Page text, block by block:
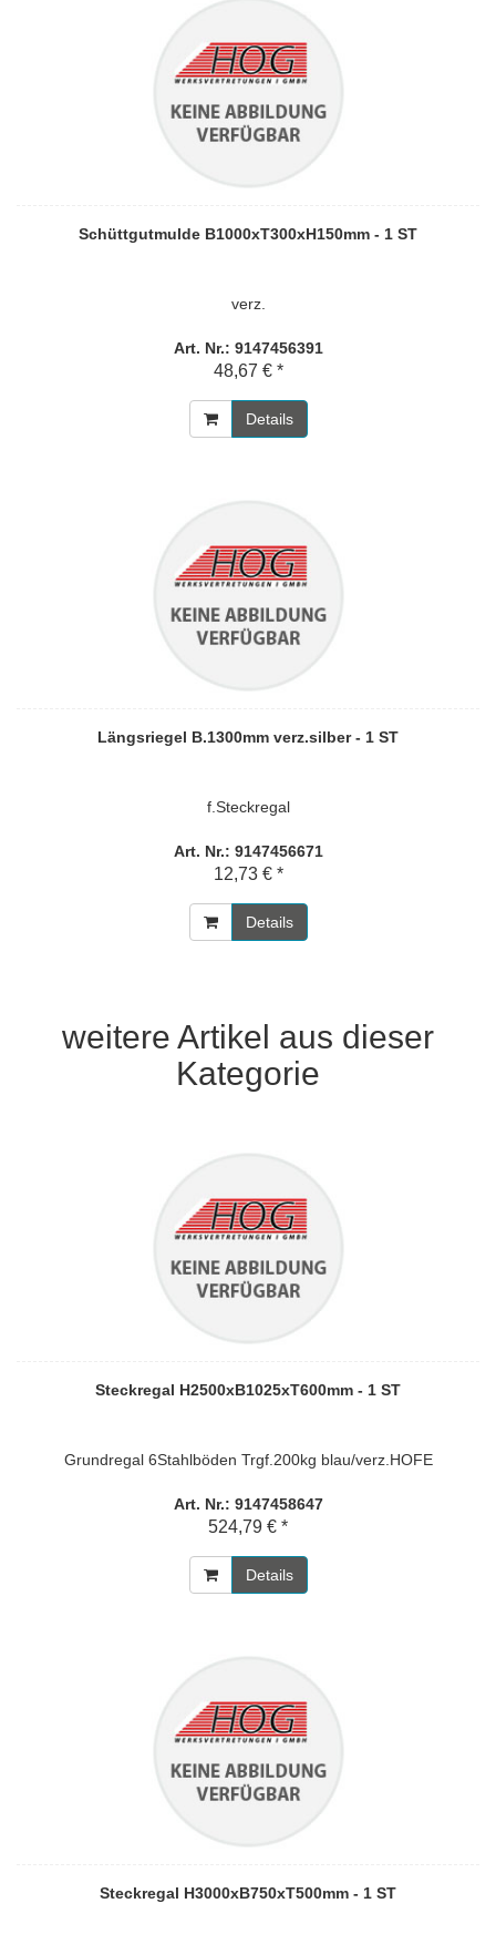
Schüttgutmulde B1000xT300xH150mm - 1 ST
verz.
Art. Nr.: 9147456391
48,67 € *
Details
Längsriegel B.1300mm verz.silber - 1 ST
f.Steckregal
Art. Nr.: 9147456671
12,73 € *
Details
weitere Artikel aus dieser
Kategorie
Steckregal H2500xB1025xT600mm - 1 ST
Grundregal 6Stahlböden Trgf.200kg blau/verz.HOFE
Art. Nr.: 9147458647
524,79 € *
Details
Steckregal H3000xB750xT500mm - 1 ST